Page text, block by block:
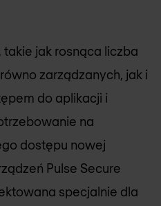
jak rosnąca liczba
zarządzanych, jak i
do aplikacji i
na
dostępu nowej
Pulse Secure
specjalnie dla